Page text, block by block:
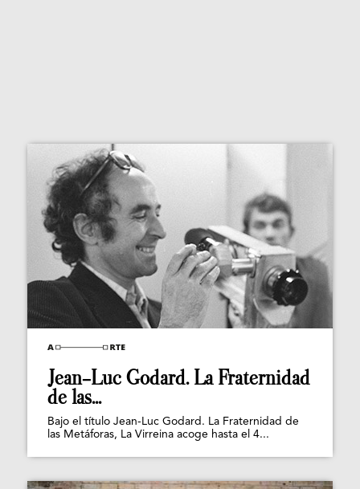
Jean-Luc Godard. La Fraternidad
de las...
Bajo el título Jean-Luc Godard. La Fraternidad de
las Metáforas, La Virreina acoge hasta el 4...